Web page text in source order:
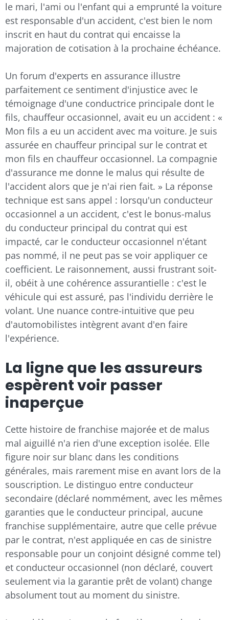
le mari, l'ami ou l'enfant qui a emprunté la voiture
est responsable d'un accident, c'est bien le nom
inscrit en haut du contrat qui encaisse la
majoration de cotisation à la prochaine échéance.
Un forum d'experts en assurance illustre
parfaitement ce sentiment d'injustice avec le
témoignage d'une conductrice principale dont le
fils, chauffeur occasionnel, avait eu un accident : «
Mon fils a eu un accident avec ma voiture. Je suis
assurée en chauffeur principal sur le contrat et
mon fils en chauffeur occasionnel. La compagnie
d'assurance me donne le malus qui résulte de
l'accident alors que je n'ai rien fait. » La réponse
technique est sans appel : lorsqu'un conducteur
occasionnel a un accident, c'est le bonus-malus
du conducteur principal du contrat qui est
impacté, car le conducteur occasionnel n'étant
pas nommé, il ne peut pas se voir appliquer ce
coefficient. Le raisonnement, aussi frustrant soit-
il, obéit à une cohérence assurantielle : c'est le
véhicule qui est assuré, pas l'individu derrière le
volant. Une nuance contre-intuitive que peu
d'automobilistes intègrent avant d'en faire
l'expérience.
La ligne que les assureurs
espèrent voir passer
inaperçue
Cette histoire de franchise majorée et de malus
mal aiguillé n'a rien d'une exception isolée. Elle
figure noir sur blanc dans les conditions
générales, mais rarement mise en avant lors de la
souscription. Le distinguo entre conducteur
secondaire (déclaré nommément, avec les mêmes
garanties que le conducteur principal, aucune
franchise supplémentaire, autre que celle prévue
par le contrat, n'est appliquée en cas de sinistre
responsable pour un conjoint désigné comme tel)
et conducteur occasionnel (non déclaré, couvert
seulement via la garantie prêt de volant) change
absolument tout au moment du sinistre.